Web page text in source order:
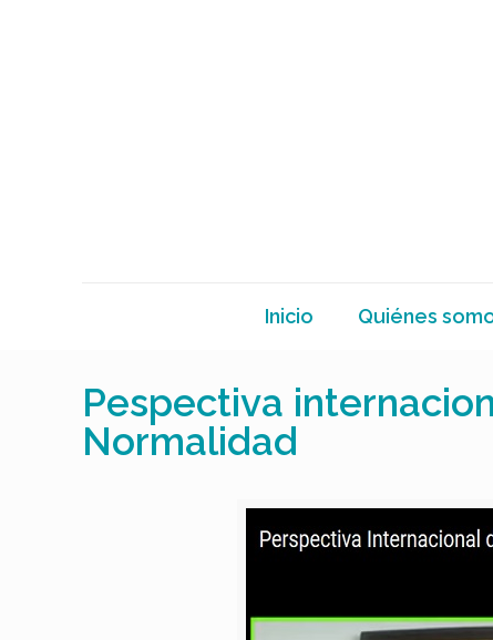
Inicio Quiénes
Pespectiva
Normalidad